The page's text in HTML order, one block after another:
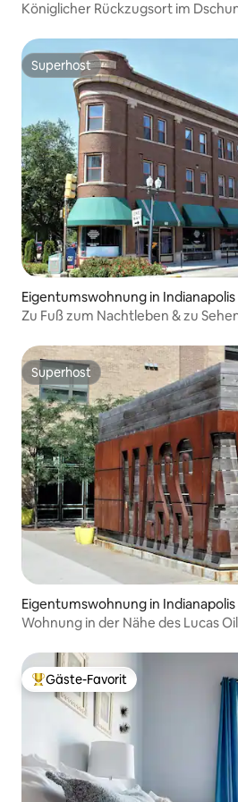
Königlicher Rückzugsort im
Superhost
Superhost
Eigentumswohnung in Indianapolis
Zu Fuß zum Nachtleben & zu
Superhost
Superhost
Eigentumswohnung in Indianapolis
Wohnung in der Nähe des Lucas
Beliebter Gäste-Favorit.
Gäste-Favorit